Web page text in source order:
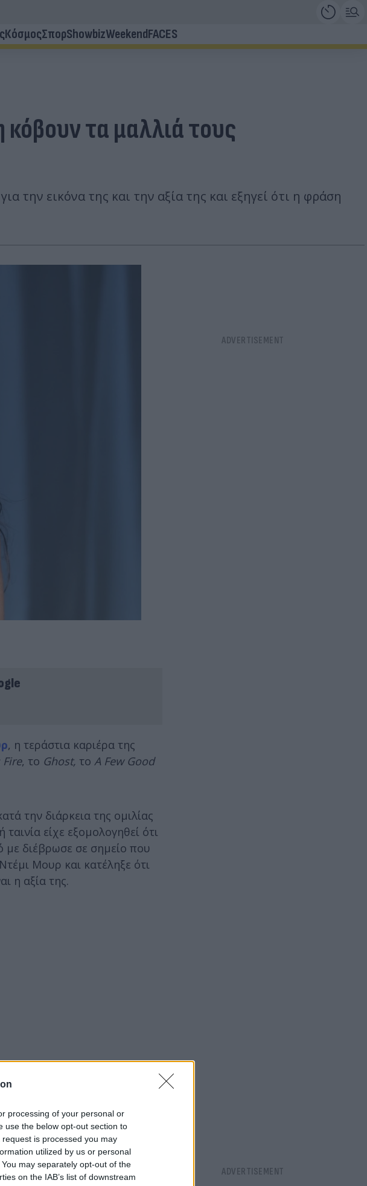
processing of your personal or
use the below opt-out section to
is processed you may
utilized by us or personal
may separately opt-out of the
on the IAB’s list of downstream
ΚόσμοςΣπορShowbizWeekendFACES
τα μαλλιά τους
την εικόνα της και την αξία της και εξηγεί ότι η φράση
, η τεράστια καριέρα της
Fire, το Ghost, το A Few Good
την διάρκεια της ομιλίας
είχε εξομολογηθεί ότι
με διέβρωσε σε σημείο που
Μουρ και κατέληξε ότι
η αξία της.